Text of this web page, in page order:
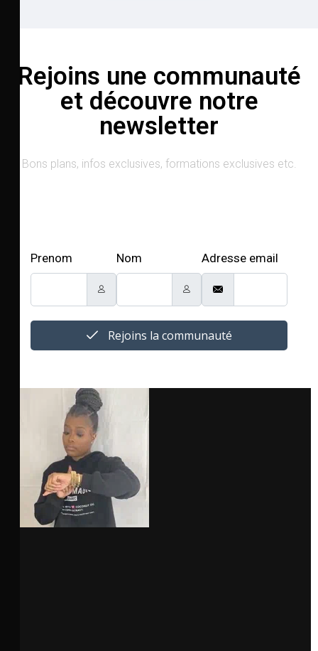
Rejoins une communauté
et découvre notre
newsletter
Bons plans, infos exclusives, formations exclusives etc.
Prenom Nom Adresse email
Rejoins la communauté